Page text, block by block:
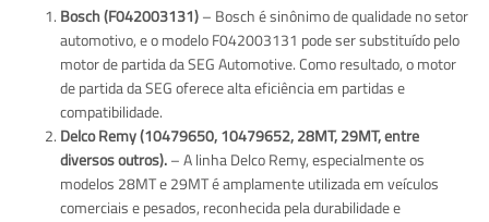
Bosch (F042003131)– Bosch é sinônimo de qualidade no setor
automotivo, e o modelo F042003131 pode ser substituído pelo
motor de partida da SEG Automotive. Como resultado, o motor
de partida da SEG oferece alta eficiência em partidas e
compatibilidade.
Delco Remy (10479650, 10479652, 28MT, 29MT, entre
diversos outros).– A linha Delco Remy, especialmente os
modelos 28MT e 29MT é amplamente utilizada em veículos
comerciais e pesados, reconhecida pela durabilidade e